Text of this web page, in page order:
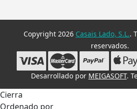
Copyright 2026 Casais Lado, S.L..
reservados.
Desarrollado por MEIGASOFT.
Cierra
Ordenado por